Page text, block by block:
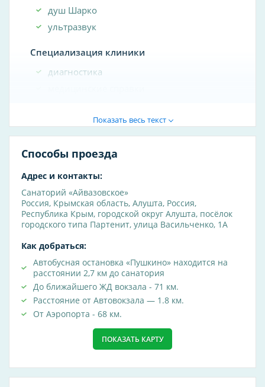
душ Шарко
ультразвук
Специализация клиники
диагностика
ЭКГ
Вибрация и ультразвук
Прессотерапия
Ультразвуковая терапия
Лечебная гимнастика
Кинезитерапия
В бассейне
В зале
Индивидуальная
Лечебная гимнастика
Показать весь текст
Способы проезда
Адрес и контакты:
Санаторий «Айвазовское»
Россия, Крымская область, Алушта, Россия,
Республика Крым, городской округ Алушта, посёлок
городского типа Партенит, улица Васильченко, 1А
Как добраться:
Автобусная остановка «Пушкино» находится на
расстоянии 2,7 км до санатория
До ближайшего ЖД вокзала - 71 км.
Расстояние от Автовокзала — 1.8 км.
От Аэропорта - 68 км.
ПОКАЗАТЬ КАРТУ